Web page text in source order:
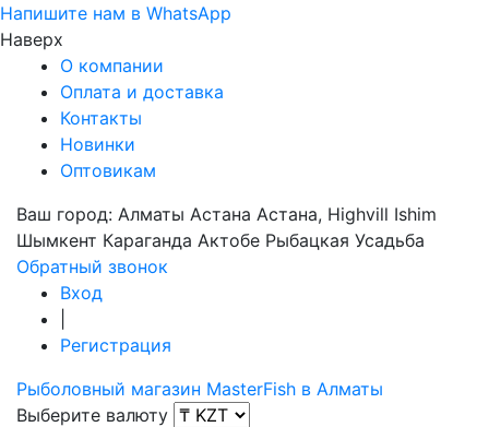
Напишите нам в WhatsApp
Наверх
О компании
Оплата и доставка
Контакты
Новинки
Оптовикам
Ваш город: Алматы Астана Астана, Highvill Ishim
Шымкент Караганда Актобе Рыбацкая Усадьба
Обратный звонок
Вход
Регистрация
Рыболовный магазин MasterFish в Алматы
Выберите валюту